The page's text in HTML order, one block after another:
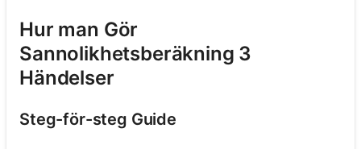
Hur man Gör
Sannolikhetsberäkning 3
Händelser
Steg-för-steg Guide